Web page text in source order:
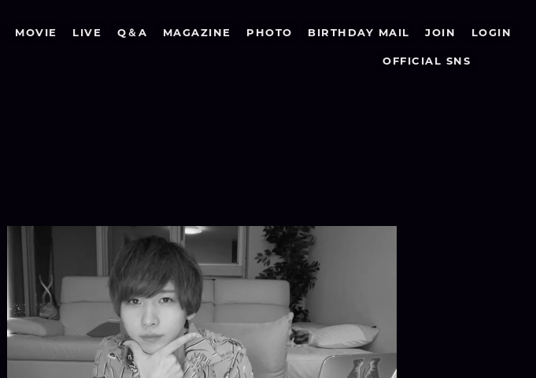
MOVIE LIVE Q＆A MAGAZINE PHOTO BIRTHDAY MAIL JOIN LOGIN
OFFICIAL SNS